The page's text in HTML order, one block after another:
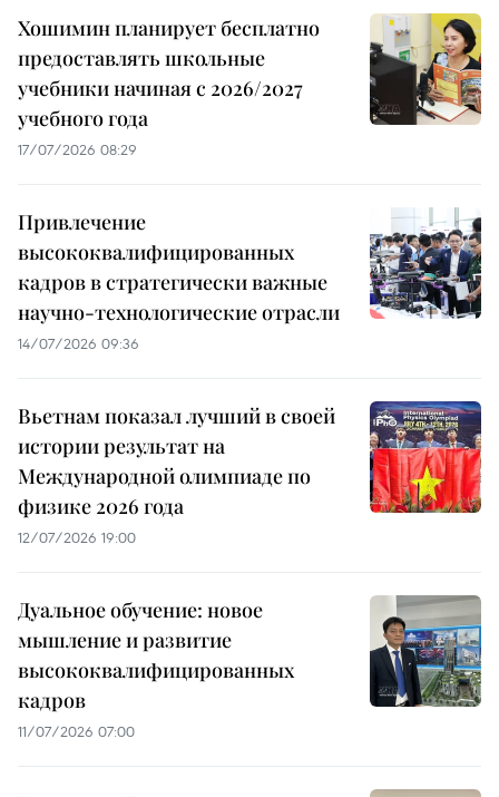
Хошимин планирует бесплатно
предоставлять школьные
учебники начиная с 2026/2027
учебного года
17/07/2026 08:29
Привлечение
высококвалифицированных
кадров в стратегически важные
научно-технологические отрасли
14/07/2026 09:36
Вьетнам показал лучший в своей
истории результат на
Международной олимпиаде по
физике 2026 года
12/07/2026 19:00
Дуальное обучение: новое
мышление и развитие
высококвалифицированных
кадров
11/07/2026 07:00